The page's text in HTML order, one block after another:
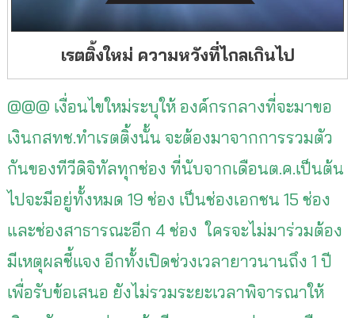
เรตติ้งใหม่ ความหวังที่ไกลเกินไป
@@@ เงื่อนไขใหม่ระบุให้ องค์กรกลางที่จะมาขอ
เงินกสทช.ทำเรตติ้งนั้น จะต้องมาจากการรวมตัว
กันของทีวีดิจิทัลทุกช่อง ที่นับจากเดือนต.ค.เป็นต้น
ไปจะมีอยู่ทั้งหมด 19 ช่อง เป็นช่องเอกชน 15 ช่อง
และช่องสาธารณะอีก 4 ช่อง ใครจะไม่มาร่วมต้อง
มีเหตุผลชี้แจง อีกทั้งเปิดช่วงเวลายาวนานถึง 1 ปี
เพื่อรับข้อเสนอ ยังไม่รวมระยะเวลาพิจารณาให้